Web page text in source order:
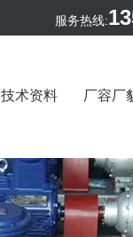
服务热线:
技术资料 厂容厂